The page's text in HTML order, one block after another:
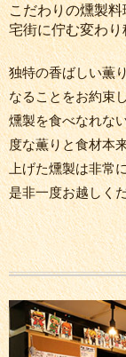
こだわりの燻製
宅街に佇む変わり
独特の香ばしい薫
なることをお約束
燻製を食べなれな
度な薫りと食材本
上げた燻製は非常
是非一度お越しく